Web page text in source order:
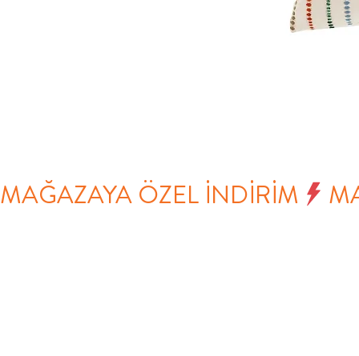
MAĞAZAYA ÖZEL İNDİRİM